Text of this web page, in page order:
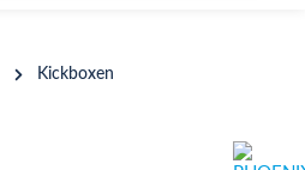
Kickboxen